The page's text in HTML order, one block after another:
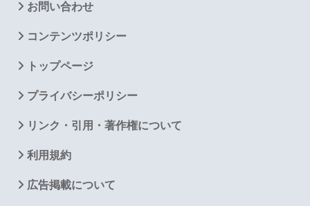
お問い合わせ
コンテンツポリシー
トップページ
プライバシーポリシー
リンク・引用・著作権について
利用規約
広告掲載について